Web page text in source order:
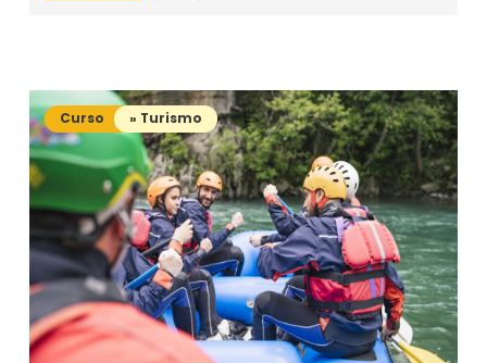
Curso » Turismo